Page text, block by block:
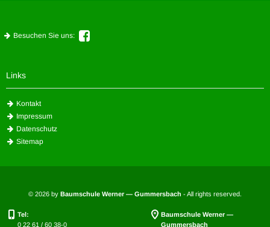
Besuchen Sie uns:
Links
Kontakt
Impressum
Datenschutz
Sitemap
© 2026 by Baumschule Werner — Gummersbach - All rights reserved.
Baumschule Werner —
Gummersbach
Tel:
0 22 61 / 60 38-0